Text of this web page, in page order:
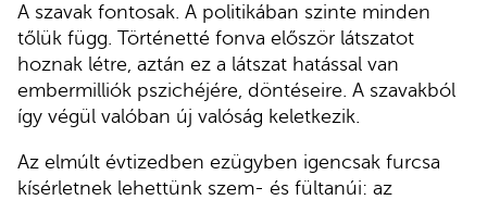
A szavak fontosak. A politikában szinte minden
tőlük függ. Történetté fonva először látszatot
hoznak létre, aztán ez a látszat hatással van
embermilliók pszichéjére, döntéseire. A szavakból
így végül valóban új valóság keletkezik.
Az elmúlt évtizedben ezügyben igencsak furcsa
kísérletnek lehettünk szem- és fültanúi: az